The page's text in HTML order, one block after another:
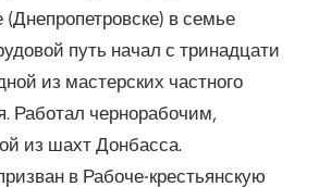
(Днепропетровске) в семье
путь начал с тринадцати
из мастерских частного
Работал чернорабочим,
из шахт Донбасса.
в Рабоче-крестьянскую